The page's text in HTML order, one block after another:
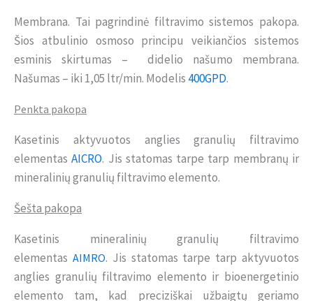
Membrana. Tai pagrindinė filtravimo sistemos pakopa.
Šios atbulinio osmoso principu veikiančios sistemos
esminis skirtumas – didelio našumo membrana.
Našumas – iki 1,05 ltr/min. Modelis 400GPD.
Penkta pakopa
Kasetinis aktyvuotos anglies granulių filtravimo
elementasAICRO. Jis statomas tarpe tarp membranų ir
mineralinių granulių filtravimo elemento.
Šešta pakopa
Kasetinis mineralinių granulių filtravimo
elementas AIMRO. Jis statomas tarpe tarp aktyvuotos
anglies granulių filtravimo elemento ir bioenergetinio
elemento tam, kad preciziškai užbaigtų geriamo